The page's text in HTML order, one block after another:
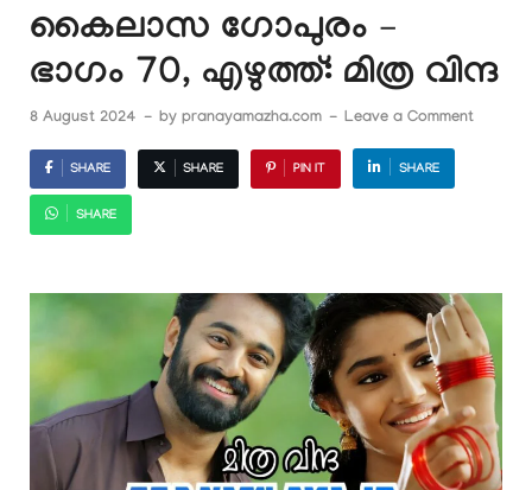
കൈലാസ ഗോപുരം –
ഭാഗം 70, എഴുത്ത്: മിത്ര വിന്ദ
8 August 2024 - by pranayamazha.com - Leave a Comment
SHARE SHARE PIN IT SHARE
SHARE